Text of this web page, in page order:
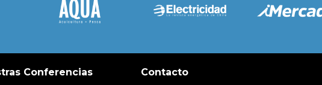
Conferencias Contacto